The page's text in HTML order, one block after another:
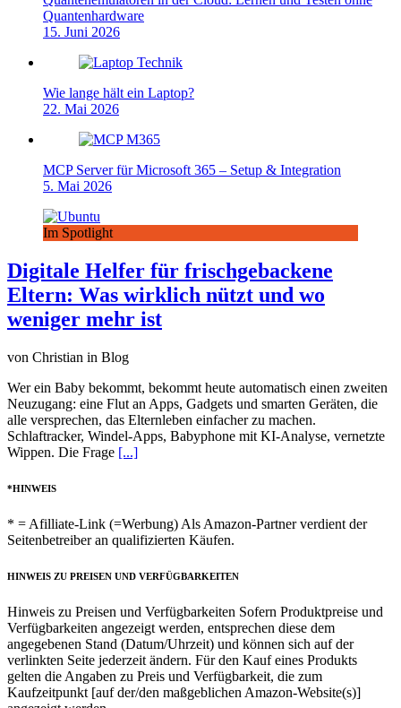
Quantenhardware
15. Juni 2026
Wie lange hält ein Laptop?
22. Mai 2026
MCP Server für Microsoft 365 – Setup & Integration
5. Mai 2026
Im Spotlight
Digitale Helfer für frischgebackene
Eltern: Was wirklich nützt und wo
weniger mehr ist
von Christian in Blog
Wer ein Baby bekommt, bekommt heute automatisch einen zweiten
Neuzugang: eine Flut an Apps, Gadgets und smarten Geräten, die
alle versprechen, das Elternleben einfacher zu machen.
Schlaftracker, Windel-Apps, Babyphone mit KI-Analyse, vernetzte
Wippen. Die Frage [...]
*HINWEIS
* = Afilliate-Link (=Werbung) Als Amazon-Partner verdient der
Seitenbetreiber an qualifizierten Käufen.
HINWEIS ZU PREISEN UND VERFÜGBARKEITEN
Hinweis zu Preisen und Verfügbarkeiten Sofern Produktpreise und
Verfügbarkeiten angezeigt werden, entsprechen diese dem
angegebenen Stand (Datum/Uhrzeit) und können sich auf der
verlinkten Seite jederzeit ändern. Für den Kauf eines Produkts
gelten die Angaben zu Preis und Verfügbarkeit, die zum
Kaufzeitpunkt [auf der/den maßgeblichen Amazon-Website(s)]